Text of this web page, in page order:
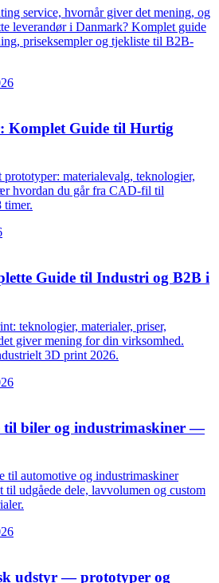
service, hvornår giver det mening, og
leverandør i Danmark? Komplet guide
priseksempler og tjekliste til B2B-
Komplet Guide til Hurtig
materialevalg, teknologier,
hvordan du går fra CAD-fil til
timer.
Guide til Industri og B2B i
teknologier, materialer, priser,
giver mening for din virksomhed.
3D print 2026.
til biler og industrimaskiner —
til automotive og industrimaskiner
til udgåede dele, lavvolumen og custom
udstyr — prototyper og